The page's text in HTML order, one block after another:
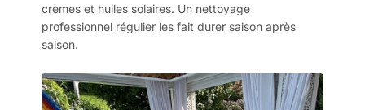
crèmes et huiles solaires. Un nettoyage
professionnel régulier les fait durer saison après
saison.